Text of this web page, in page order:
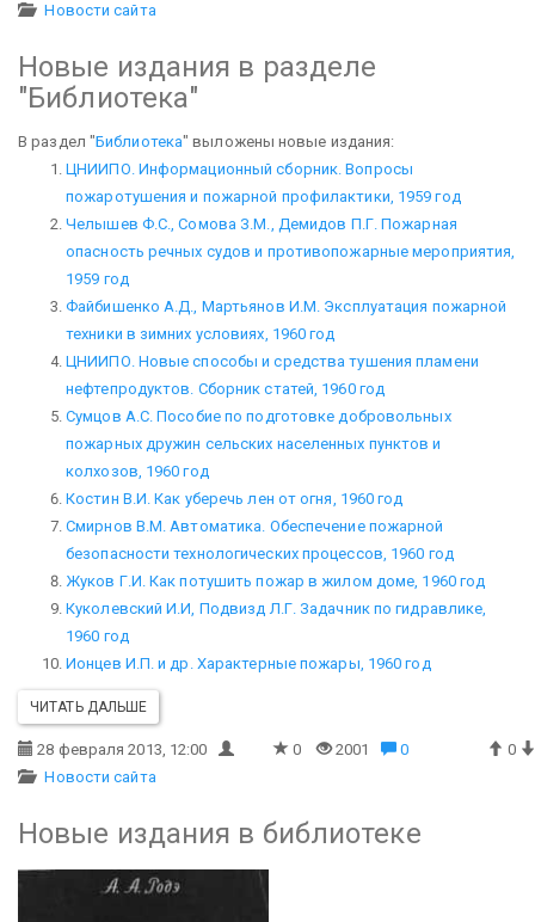
Новости сайта
Новые издания в разделе
"Библиотека"
В раздел "Библиотека" выложены новые издания:
ЦНИИПО. Информационный сборник. Вопросы
пожаротушения и пожарной профилактики, 1959 год
Челышев Ф.С., Сомова З.М., Демидов П.Г. Пожарная
опасность речных судов и противопожарные мероприятия,
1959 год
Файбишенко А.Д., Мартьянов И.М. Эксплуатация пожарной
техники в зимних условиях, 1960 год
ЦНИИПО. Новые способы и средства тушения пламени
нефтепродуктов. Сборник статей, 1960 год
Сумцов А.С. Пособие по подготовке добровольных
пожарных дружин сельских населенных пунктов и
колхозов, 1960 год
Костин В.И. Как уберечь лен от огня, 1960 год
Смирнов В.М. Автоматика. Обеспечение пожарной
безопасности технологических процессов, 1960 год
Жуков Г.И. Как потушить пожар в жилом доме, 1960 год
Куколевский И.И, Подвизд Л.Г. Задачник по гидравлике,
1960 год
Ионцев И.П. и др. Характерные пожары, 1960 год
ЧИТАТЬ ДАЛЬШЕ
28 февраля 2013, 12:00 0 2001 0
0
Новости сайта
Новые издания в библиотеке